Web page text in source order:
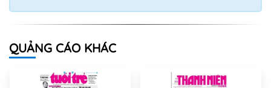
QUẢNG CÁO KHÁC